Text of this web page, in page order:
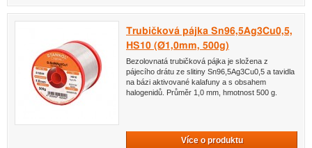
Trubičková pájka Sn96,5Ag3Cu0,5,
HS10 (Ø1,0mm, 500g)
Bezolovnatá trubičková pájka je složena z
pájecího drátu ze slitiny Sn96,5Ag3Cu0,5 a tavidla
na bázi aktivované kalafuny a s obsahem
halogenidů. Průměr 1,0 mm, hmotnost 500 g.
Více o produktu